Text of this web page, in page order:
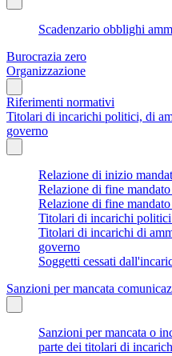
Scadenzario obblighi
Burocrazia zero
Organizzazione
Riferimenti normativi
Titolari di incarichi politici, di
governo
Relazione di inizio
Relazione di fine
Relazione di fine
Titolari di incarichi
Titolari di incarichi di
governo
Soggetti cessati
Sanzioni per mancata
Sanzioni per mancata o
parte dei titolari di